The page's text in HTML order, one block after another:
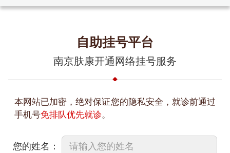
自助挂号平台
南京肤康开通网络挂号服务
本网站已加密，绝对保证您的隐私安全，就诊前通过
手机号免排队优先就诊。
您的姓名：